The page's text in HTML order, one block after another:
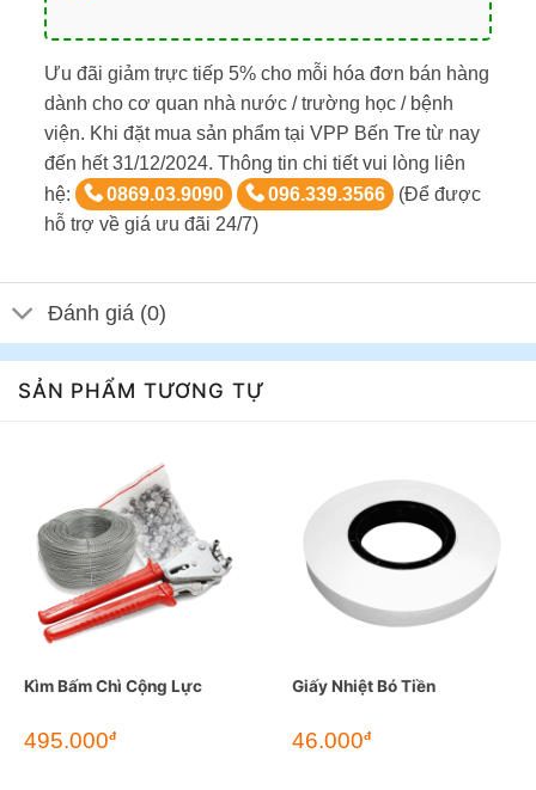
Ưu đãi giảm trực tiếp 5% cho mỗi hóa đơn bán hàng
dành cho cơ quan nhà nước / trường học / bệnh
viện. Khi đặt mua sản phẩm tại VPP Bến Tre từ nay
đến hết 31/12/2024. Thông tin chi tiết vui lòng liên
hệ:
0869.03.9090 096.339.3566
(Để được
hỗ trợ về giá ưu đãi 24/7)
Đánh giá (0)
SẢN PHẨM TƯƠNG TỰ
Kìm Bấm Chì Cộng Lực
495.000đ
Giấy Nhiệt Bó Tiền
46.000đ